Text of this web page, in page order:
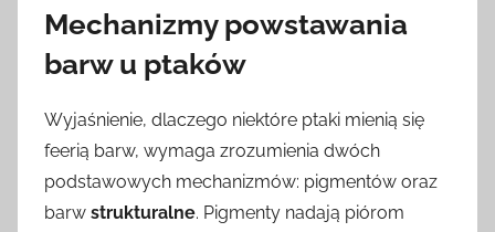
Mechanizmy powstawania
barw u ptaków
Wyjaśnienie, dlaczego niektóre ptaki mienią się
feerią barw, wymaga zrozumienia dwóch
podstawowych mechanizmów: pigmentów oraz
barw strukturalne. Pigmenty nadają piórom